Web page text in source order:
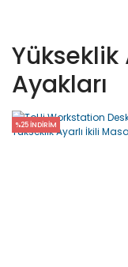
Yükseklik
Ayakları
%25 İNDİRİM